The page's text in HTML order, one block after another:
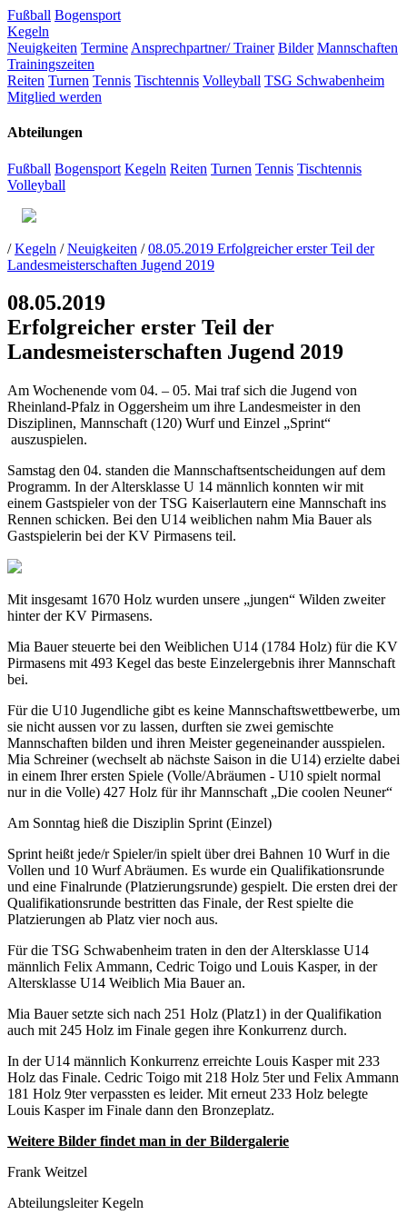
Fußball Bogensport
Kegeln
Neuigkeiten Termine Ansprechpartner/ Trainer Bilder Mannschaften
Trainingszeiten
Reiten Turnen Tennis Tischtennis Volleyball TSG Schwabenheim
Mitglied werden
Abteilungen
Fußball Bogensport Kegeln Reiten Turnen Tennis Tischtennis
Volleyball
/ Kegeln / Neuigkeiten / 08.05.2019 Erfolgreicher erster Teil der
Landesmeisterschaften Jugend 2019
08.05.2019
Erfolgreicher erster Teil der
Landesmeisterschaften Jugend 2019
Am Wochenende vom 04. – 05. Mai traf sich die Jugend von
Rheinland-Pfalz in Oggersheim um ihre Landesmeister in den
Disziplinen, Mannschaft (120) Wurf und Einzel „Sprint“
auszuspielen.
Samstag den 04. standen die Mannschaftsentscheidungen auf dem
Programm. In der Altersklasse U 14 männlich konnten wir mit
einem Gastspieler von der TSG Kaiserlautern eine Mannschaft ins
Rennen schicken. Bei den U14 weiblichen nahm Mia Bauer als
Gastspielerin bei der KV Pirmasens teil.
Mit insgesamt 1670 Holz wurden unsere „jungen“ Wilden zweiter
hinter der KV Pirmasens.
Mia Bauer steuerte bei den Weiblichen U14 (1784 Holz) für die KV
Pirmasens mit 493 Kegel das beste Einzelergebnis ihrer Mannschaft
bei.
Für die U10 Jugendliche gibt es keine Mannschaftswettbewerbe, um
sie nicht aussen vor zu lassen, durften sie zwei gemischte
Mannschaften bilden und ihren Meister gegeneinander ausspielen.
Mia Schreiner (wechselt ab nächste Saison in die U14) erzielte dabei
in einem Ihrer ersten Spiele (Volle/Abräumen - U10 spielt normal
nur in die Volle) 427 Holz für ihr Mannschaft „Die coolen Neuner“
Am Sonntag hieß die Disziplin Sprint (Einzel)
Sprint heißt jede/r Spieler/in spielt über drei Bahnen 10 Wurf in die
Vollen und 10 Wurf Abräumen. Es wurde ein Qualifikationsrunde
und eine Finalrunde (Platzierungsrunde) gespielt. Die ersten drei der
Qualifikationsrunde bestritten das Finale, der Rest spielte die
Platzierungen ab Platz vier noch aus.
Für die TSG Schwabenheim traten in den der Altersklasse U14
männlich Felix Ammann, Cedric Toigo und Louis Kasper, in der
Altersklasse U14 Weiblich Mia Bauer an.
Mia Bauer setzte sich nach 251 Holz (Platz1) in der Qualifikation
auch mit 245 Holz im Finale gegen ihre Konkurrenz durch.
In der U14 männlich Konkurrenz erreichte Louis Kasper mit 233
Holz das Finale. Cedric Toigo mit 218 Holz 5ter und Felix Ammann
181 Holz 9ter verpassten es leider. Mit erneut 233 Holz belegte
Louis Kasper im Finale dann den Bronzeplatz.
Weitere Bilder findet man in der Bildergalerie
Frank Weitzel
Abteilungsleiter Kegeln